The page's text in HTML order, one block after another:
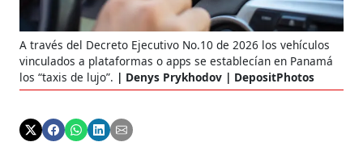
A través del Decreto Ejecutivo No.10 de 2026 los vehículos
vinculados a plataformas o apps se establecían en Panamá
los “taxis de lujo”.
Denys Prykhodov | DepositPhotos